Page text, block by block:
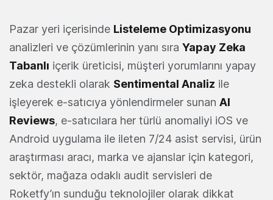
Pazar yeri içerisinde Listeleme Optimizasyonu
analizleri ve çözümlerinin yanı sıra Yapay Zeka
Tabanlı içerik üreticisi, müşteri yorumlarını yapay
zeka destekli olarak Sentimental Analiz ile
işleyerek e-satıcıya yönlendirmeler sunan AI
Reviews, e-satıcılara her türlü anomaliyi iOS ve
Android uygulama ile ileten 7/24 asist servisi, ürün
araştırması aracı, marka ve ajanslar için kategori,
sektör, mağaza odaklı audit servisleri de
Roketfy’ın sunduğu teknolojiler olarak dikkat